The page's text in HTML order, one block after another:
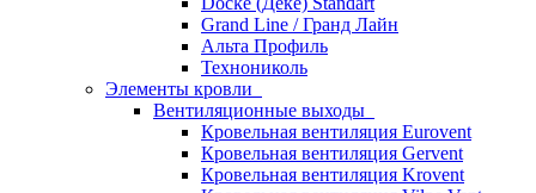
Grand Line / Гранд Лайн
Альта Профиль
Технониколь
Элементы кровли
Вентиляционные выходы
Кровельная вентиляция Eurovent
Кровельная вентиляция Gervent
Кровельная вентиляция Krovent